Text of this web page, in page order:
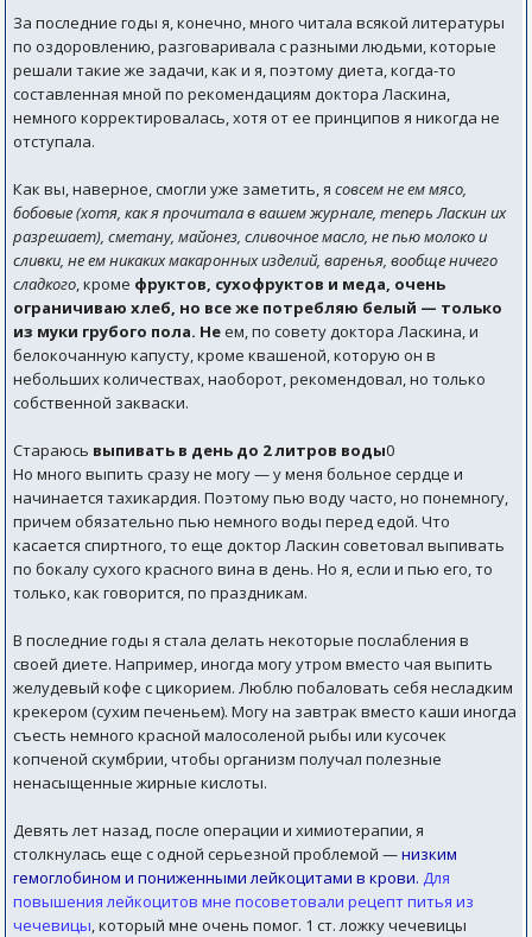
За последние годы я, конечно, много читала всякой литературы
по оздоровлению, разговаривала с разными людьми, которые
решали такие же задачи, как и я, поэтому диета, когда-то
составленная мной по рекомендациям доктора Ласкина,
немного корректировалась, хотя от ее принципов я никогда не
отступала.
Как вы, наверное, смогли уже заметить, ясовсем не ем мясо,
бобовые (хотя, как я прочитала в вашем журнале, теперь Ласкин их
разрешает), сметану, майонез, сливочное масло, не пью молоко и
сливки, не ем никаких макаронных изделий, варенья, вообще ничего
сладкого, кроме фруктов, сухофруктов и меда, очень
ограничиваю хлеб, но все же потребляю белый — только
из муки грубого пола. Неем, по совету доктора Ласкина, и
белокочанную капусту, кроме квашеной, которую он в
небольших количествах, наоборот, рекомендовал, но только
собственной закваски.
Стараюсь выпивать в день до 2 литров воды0
Но много выпить сразу не могу — у меня больное сердце и
начинается тахикардия. Поэтому пью воду часто, но понемногу,
причем обязательно пью немного воды перед едой. Что
касается спиртного, то еще доктор Ласкин советовал выпивать
по бокалу сухого красного вина в день. Но я, если и пью его, то
только, как говорится, по праздникам.
В последние годы я стала делать некоторые послабления в
своей диете. Например, иногда могу утром вместо чая выпить
желудевый кофе с цикорием. Люблю побаловать себя несладким
крекером (сухим печеньем). Могу на завтрак вместо каши иногда
съесть немного красной малосоленой рыбы или кусочек
копченой скумбрии, чтобы организм получал полезные
ненасыщенные жирные кислоты.
Девять лет назад, после операции и химиотерапии, я
столкнулась еще с одной серьезной проблемой —низким
гемоглобином и пониженными лейкоцитами в крови. Для
повышения лейкоцитов мне посоветовали рецепт питья из
чечевицы, который мне очень помог. 1 ст. ложку чечевицы